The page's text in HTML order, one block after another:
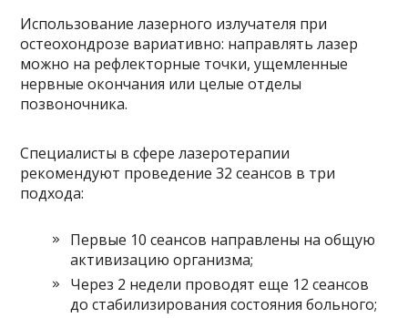
Использование лазерного излучателя при
остеохондрозе вариативно: направлять лазер
можно на рефлекторные точки, ущемленные
нервные окончания или целые отделы
позвоночника.
Специалисты в сфере лазеротерапии
рекомендуют проведение 32 сеансов в три
подхода:
Первые 10 сеансов направлены на общую
активизацию организма;
Через 2 недели проводят еще 12 сеансов
до стабилизирования состояния больного;